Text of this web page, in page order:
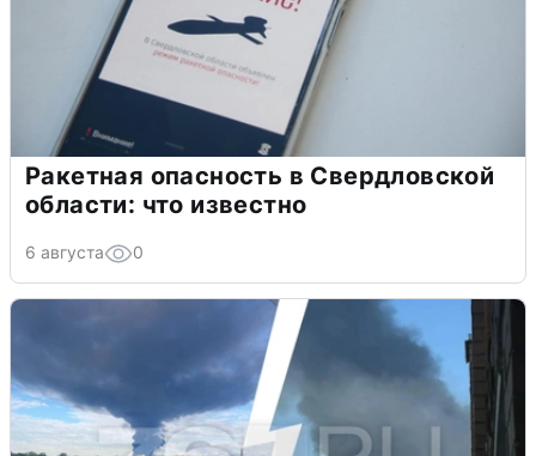
Ракетная опасность в Свердловской
области: что известно
6 августа 0